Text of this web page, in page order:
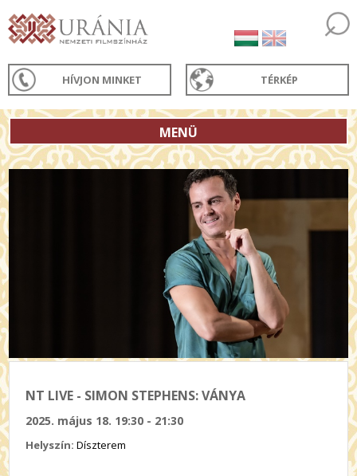
HÍVJON MINKET TÉRKÉP
MENÜ
NT LIVE - SIMON STEPHENS: VÁNYA
2025. május 18. 19:30 - 21:30
Helyszín:Díszterem